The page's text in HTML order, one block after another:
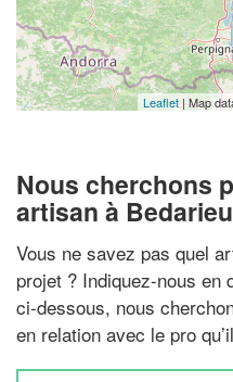
Leaflet| Map
Nous cherchons
artisan à
Vous ne savez pas quel
projet ? Indiquez-nous en
ci-dessous, nous
en relation avec le pro